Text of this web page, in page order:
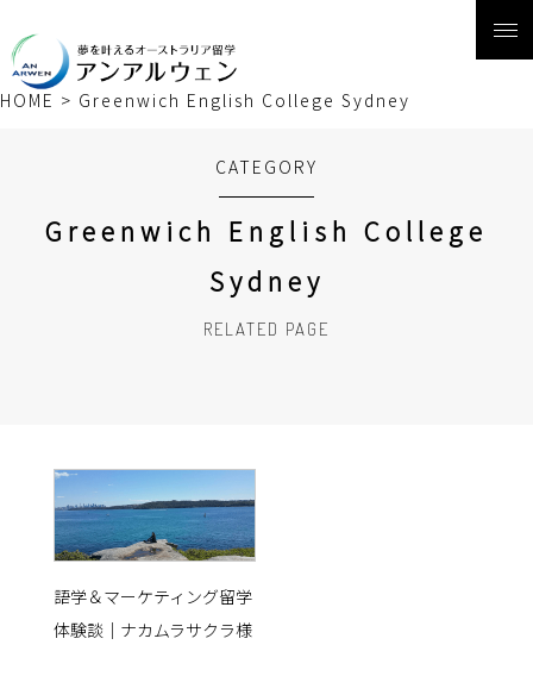
HOME > Greenwich English College Sydney
CATEGORY
Greenwich English College
Sydney
RELATED PAGE
語学＆マーケティング留学
体験談｜ナカムラサクラ様